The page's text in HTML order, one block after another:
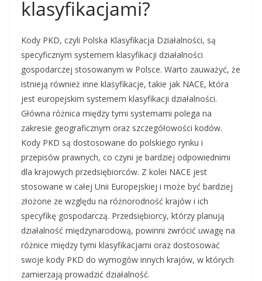
klasyfikacjami?
Kody PKD, czyli Polska Klasyfikacja Działalności, są
specyficznym systemem klasyfikacji działalności
gospodarczej stosowanym w Polsce. Warto zauważyć, że
istnieją również inne klasyfikacje, takie jak NACE, która
jest europejskim systemem klasyfikacji działalności.
Główna różnica między tymi systemami polega na
zakresie geograficznym oraz szczegółowości kodów.
Kody PKD są dostosowane do polskiego rynku i
przepisów prawnych, co czyni je bardziej odpowiednimi
dla krajowych przedsiębiorców. Z kolei NACE jest
stosowane w całej Unii Europejskiej i może być bardziej
złożone ze względu na różnorodność krajów i ich
specyfikę gospodarczą. Przedsiębiorcy, którzy planują
działalność międzynarodową, powinni zwrócić uwagę na
różnice między tymi klasyfikacjami oraz dostosować
swoje kody PKD do wymogów innych krajów, w których
zamierzają prowadzić działalność.